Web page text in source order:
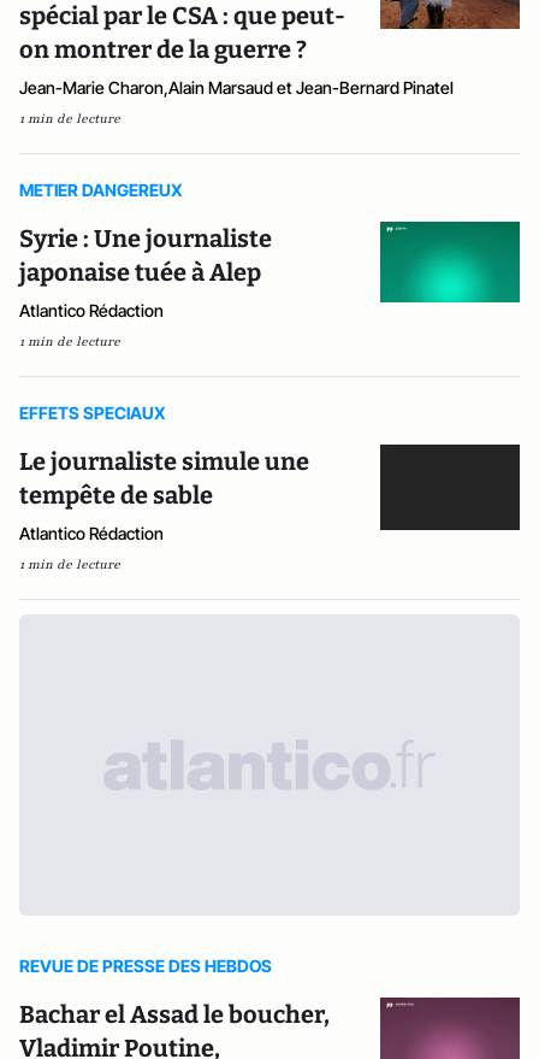
spécial par le CSA : que peut-
on montrer de la guerre ?
Jean-Marie Charon,Alain Marsaud et Jean-Bernard Pinatel
1 min de lecture
METIER DANGEREUX
Syrie : Une journaliste
japonaise tuée à Alep
Atlantico Rédaction
1 min de lecture
EFFETS SPECIAUX
Le journaliste simule une
tempête de sable
Atlantico Rédaction
1 min de lecture
REVUE DE PRESSE DES HEBDOS
Bachar el Assad le boucher,
Vladimir Poutine,